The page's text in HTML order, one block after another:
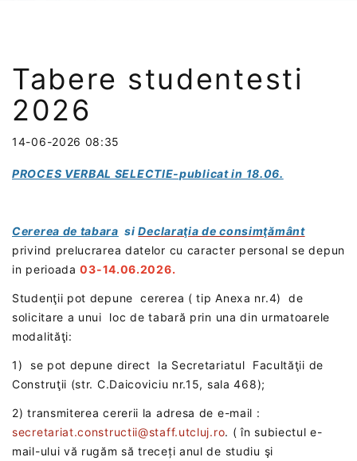
Tabere studentesti
2026
14-06-2026 08:35
PROCES VERBAL SELECTIE-publicat in 18.06.
Cererea de tabara siDeclaraţia de consimţământ
privind prelucrarea datelor cu caracter personal se depun
in perioada 03-14.06.2026.
Studenţii pot depune cererea ( tip Anexa nr.4) de
solicitare a unui loc de tabară prin una din urmatoarele
modalităţi:
1) se pot depune direct la Secretariatul Facultăţii de
Construţii (str. C.Daicoviciu nr.15, sala 468);
2) transmiterea cererii la adresa de e-mail :
secretariat.constructii@staff.utcluj.ro. ( în subiectul e-
mail-ului vă rugăm să treceți anul de studiu şi